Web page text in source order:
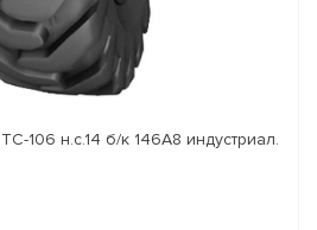
106 н.с.14 б/к 146A8 индустриал.